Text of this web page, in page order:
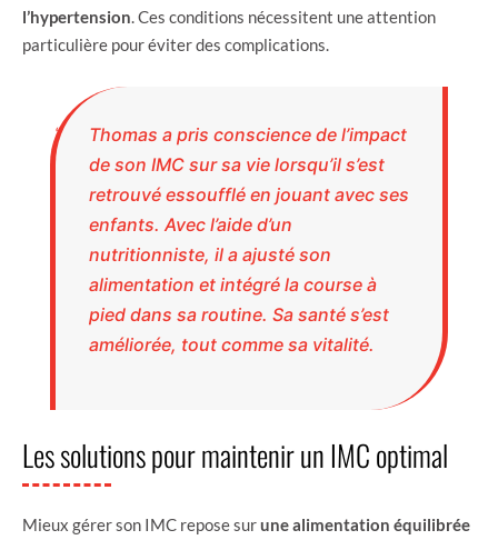
l’hypertension . Ces conditions nécessitent une attention
particulière pour éviter des complications.
Thomas a pris conscience de l’impact
de son IMC sur sa vie lorsqu’il s’est
retrouvé essoufflé en jouant avec ses
enfants. Avec l’aide d’un
nutritionniste, il a ajusté son
alimentation et intégré la course à
pied dans sa routine. Sa santé s’est
améliorée, tout comme sa vitalité.
Les solutions pour maintenir un IMC optimal
Mieux gérer son IMC repose surune alimentation équilibrée